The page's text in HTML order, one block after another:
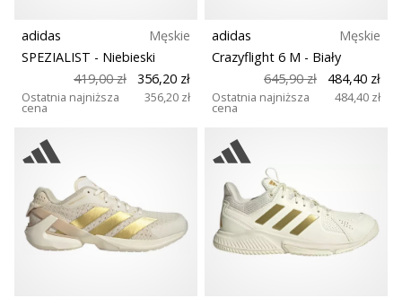
11. 8. 2022
•
2 min. czytanie
Zostań
marki
Weplayvolleyball
Czy
jesteś
fanem
siatkówki,
Krój
Funkcja
Model
Gracze
adidas
Męskie
SPEZIALIST - Niebieski
419,00 zł
356,20 zł
Ostatnia najniższa
cena
356,20 zł
adidas
Męskie
Crazyflight 6 M - Biały
645,90 zł
484,40 zł
Ostatnia najniższa
cena
484,40 zł